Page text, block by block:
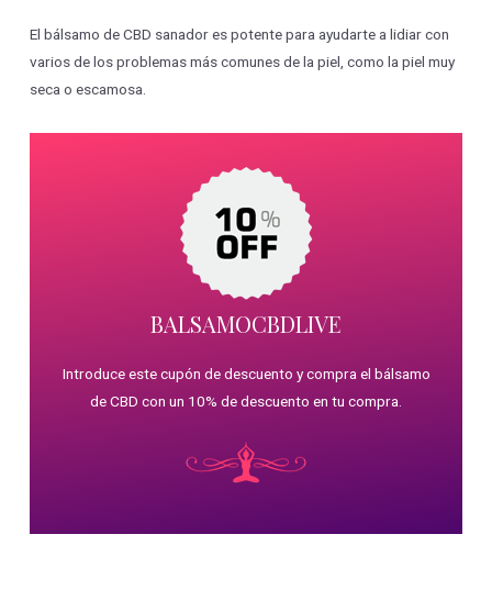
El bálsamo de CBD sanador es potente para ayudarte a lidiar con
varios de los problemas más comunes de la piel, como la piel muy
seca o escamosa.
BALSAMOCBDLIVE
Introduce este cupón de descuento y compra el bálsamo
de CBD con un 10% de descuento en tu compra.